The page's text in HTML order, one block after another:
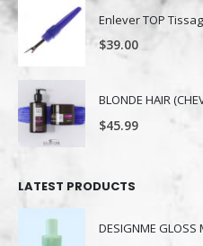
Enlever TOP
$39.00
$45.99
LATEST PRODUCTS